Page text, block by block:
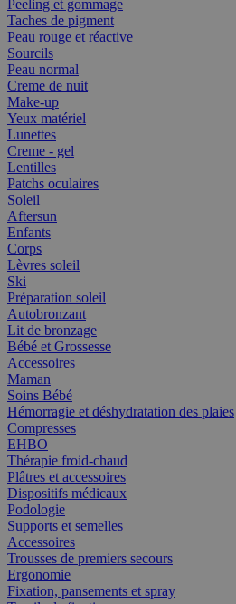
Peeling et gommage
Taches de pigment
Peau rouge et réactive
Sourcils
Peau normal
Creme de nuit
Make-up
Yeux matériel
Lunettes
Creme - gel
Lentilles
Patchs oculaires
Soleil
Aftersun
Enfants
Corps
Lèvres soleil
Ski
Préparation soleil
Autobronzant
Lit de bronzage
Bébé et Grossesse
Accessoires
Maman
Soins Bébé
Hémorragie et déshydratation des plaies
Compresses
EHBO
Thérapie froid-chaud
Plâtres et accessoires
Dispositifs médicaux
Podologie
Supports et semelles
Accessoires
Trousses de premiers secours
Ergonomie
Fixation, pansements et spray